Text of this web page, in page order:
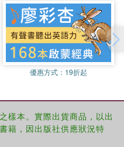
優惠方式： 19折起
樣本。實際出貨商品，以出
籍，因出版社供應狀況特